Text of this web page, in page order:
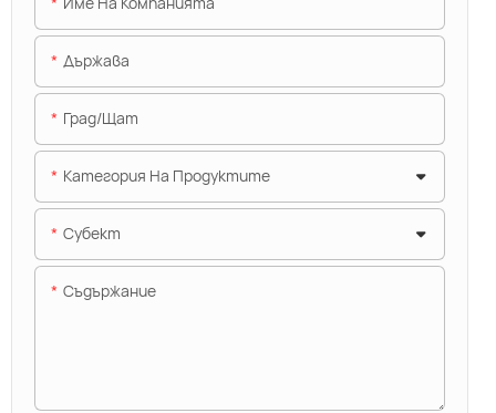
Държава
Град/щат
Категория На Продуктите
Субект
Съдържание